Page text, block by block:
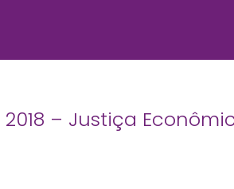
2018 – Justiça